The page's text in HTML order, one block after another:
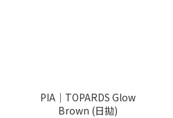
PIA｜TOPARDS Glow
Brown (日拋)